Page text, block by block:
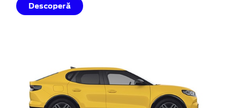
Descoperă